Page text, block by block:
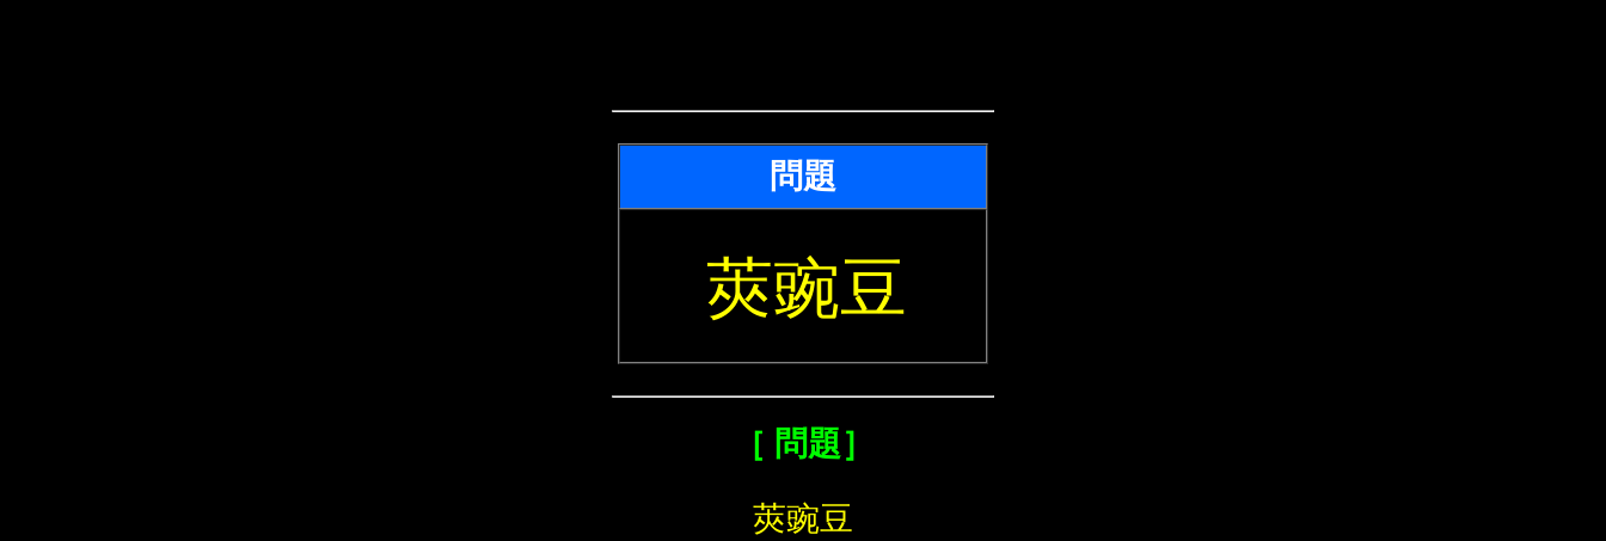
問題
莢豌豆
［ 問題］
莢豌豆